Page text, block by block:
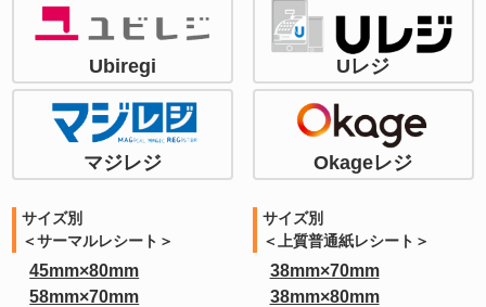
Ubiregi Uレジ
マジレジ Okageレジ
サイズ別
＜サーマルレシート＞
45mm×80mm
58mm×70mm
サイズ別
＜上質普通紙レシート＞
38mm×70mm
38mm×80mm